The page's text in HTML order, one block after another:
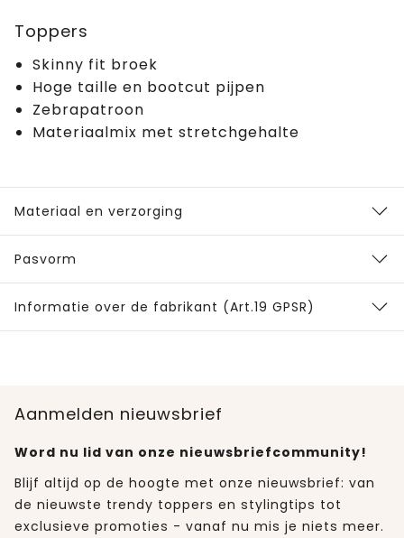
Toppers
Skinny fit broek
Hoge taille en bootcut pijpen
Zebrapatroon
Materiaalmix met stretchgehalte
Materiaal en verzorging
Pasvorm
Informatie over de fabrikant (Art.19 GPSR)
Aanmelden nieuwsbrief
Word nu lid van onze nieuwsbriefcommunity!
Blijf altijd op de hoogte met onze nieuwsbrief: van
de nieuwste trendy toppers en stylingtips tot
exclusieve promoties - vanaf nu mis je niets meer.